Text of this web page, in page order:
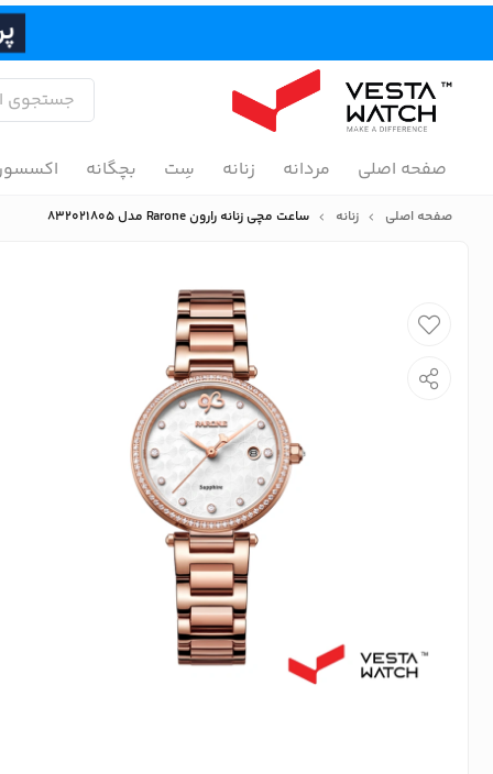
صفحه اصلی مردانه زنانه سِت بچگانه
صفحه اصلی زنانه ساعت مچی زنانه رارون Rarone مدل 832021805